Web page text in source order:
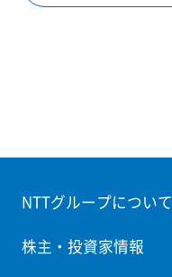
NTTグループについて
株主・投資家情報